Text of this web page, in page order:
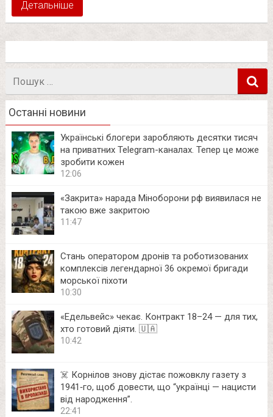
Детальніше
Останні новини
Українські блогери заробляють десятки тисяч
на приватних Telegram-каналах. Тепер це може
зробити кожен
12:06
«Закрита» нарада Міноборони рф виявилася не
такою вже закритою
11:47
Стань оператором дронів та роботизованих
комплексів легендарної 36 окремої бригади
морської піхоти
10:30
«Едельвейс» чекає. Контракт 18–24 — для тих,
хто готовий діяти. 🇺🇦
10:42
☠️ Корнілов знову дістає пожовклу газету з
1941‑го, щоб довести, що “українці — нацисти
від народження”.
22:41